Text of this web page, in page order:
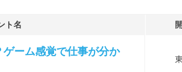
ト名
ゲーム感覚で仕事が分か